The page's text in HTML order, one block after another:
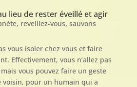
lieu de rester éveillé et agir
, reveillez-vous, sauvons
vous isoler chez vous et faire
Effectivement, vous n’allez pas
vous pouvez faire un geste
voisin, pour un humain qui a